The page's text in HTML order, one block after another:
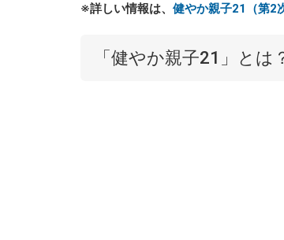
※詳しい情報は、 健やか親子21（第2
「健やか親子21」と